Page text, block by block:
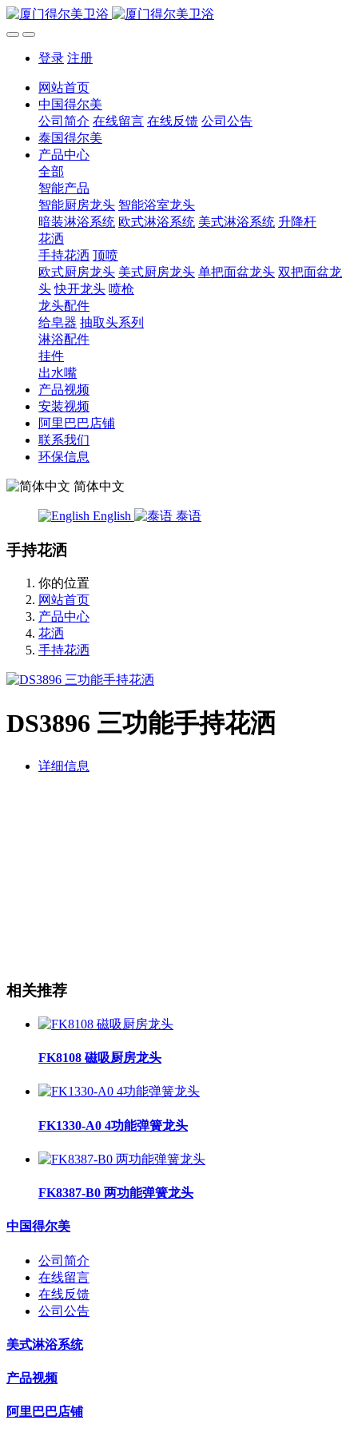
登录 注册
网站首页
中国得尔美
公司简介 在线留言 在线反馈 公司公告
泰国得尔美
产品中心
全部
智能产品
智能厨房龙头 智能浴室龙头
暗装淋浴系统 欧式淋浴系统 美式淋浴系统 升降杆
花洒
手持花洒 顶喷
欧式厨房龙头 美式厨房龙头 单把面盆龙头 双把面盆龙
头 快开龙头 喷枪
龙头配件
给皂器 抽取头系列
淋浴配件
挂件
出水嘴
产品视频
安装视频
阿里巴巴店铺
联系我们
环保信息
简体中文
English 泰语
手持花洒
你的位置
网站首页
产品中心
花洒
手持花洒
DS3896 三功能手持花洒
详细信息
相关推荐
FK8108 磁吸厨房龙头
FK1330-A0 4功能弹簧龙头
FK8387-B0 两功能弹簧龙头
中国得尔美
公司简介
在线留言
在线反馈
公司公告
美式淋浴系统
产品视频
阿里巴巴店铺